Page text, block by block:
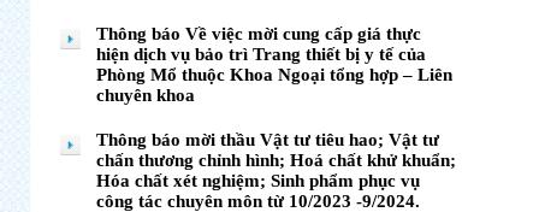
Thông báo Về việc mời cung cấp giá thực
hiện dịch vụ bảo trì Trang thiết bị y tế của
Phòng Mổ thuộc Khoa Ngoại tổng hợp – Liên
chuyên khoa
Thông báo mời thầu Vật tư tiêu hao; Vật tư
chấn thương chỉnh hình; Hoá chất khử khuẩn;
Hóa chất xét nghiệm; Sinh phẩm phục vụ
công tác chuyên môn từ 10/2023 -9/2024.